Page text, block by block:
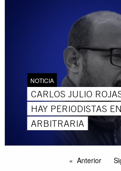
NOTICIA
CARLOS JULIO
HAY PERIODISTAS
ARBITRARIA
Anterior